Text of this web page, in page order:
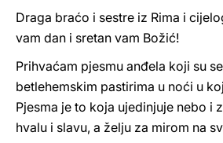
Draga braćo i sestre iz Rima i
vam dan i sretan vam Božić!
Prihvaćam pjesmu anđela koji su
betlehemskim pastirima u noći u
Pjesma je to koja ujedinjuje nebo i
hvalu i slavu, a želju za mirom na